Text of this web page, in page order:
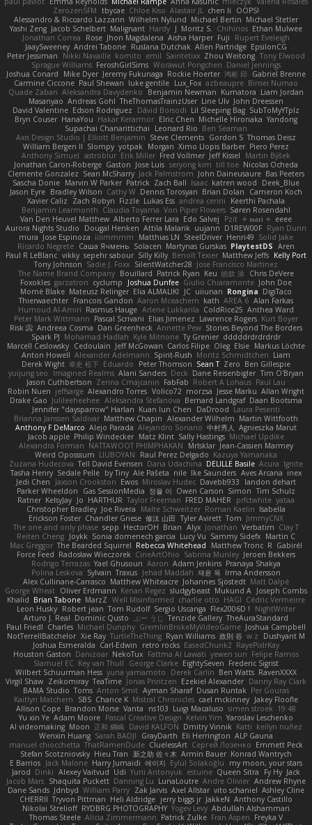
ZerozenSFM tbycae Chloe Kiso Alastair JL chen li
OOPS!
Alessandro & Riccardo Lazzarin Wilhelm Nylund Michael Bertin Michael Stetler
Yashi Zeng Jacob Schelbert Malignant Hardy J Moritz S. Chihirios Ethan Mulwee
Jonathan Correa
Rose Jhon Magdalena Aisha Harper Fuji
Rupert Eveleigh
JaaySweeney Andrei Tabone Ruslana Dutchak Allen Partridge EpsilonCG
Peter Jessiman
Nikki Navaille komito emil Saintetixx Zhou Weitong Tony Elwood
Sprague Williams FeroshGirlSims Worawut Pongchen Daniel Jennings
Joshua Conard
Mike Dyer Jeremy Fukunaga Rockie Hoerter 鸿彬 邱 Gabriel Brenne
Carmine Ciccone Paul Shewan luke gentile Lux_Fox azbeaupre Binsei Numao
Quade Zaban Aleksandra Davydenko Benjamin Newman Kumatora Liam Jordan
Masanyao Andreas Gohl TheThomasTrainzUser Line Ulv John Dreessen
David Valentine Edson Rodriguez Dávid Borsodi Lil Sleeping Bag SubToMyYTplz
Bryn Couser HanaYou Hakar Kerarmor Elric Chen Michelle Hironaka Yandong
Supachai Chanarittichai
Leonard Rio Ben Seaman
Axis Design Studio | Elliott Benjamin Steve Clements Gordon S Thomas Deisz
William Bergen II Slompy yotpak Morgan Ximo Llopis Barber Piero Perez
Anthony Simuel astroblur Erik Miller Fred Vollmer Jeff Kissel
Martin Býšek
Jonathan Caron-Roberge Gaston Jose Luis seryong kim till toe Nicolas Ocheda
Clemente Gonzalez Sean McSharry Jack Palmstrom John Daineusaure Bas Peeters
Sascha Donie Marvin W Parker Patrick Zach Ball Isaac katren wood
Deek_Blue
Jason Eyre Bradley Wilson Cathy W Dennis Torosyan Brian Dolan
Cameron Koch
Xavier Caliz
Zach Robyn Fizzle Lukas Ess andrea cerini
Keerthi Pachala
Benjamin Learmonth Claudia Toyama Von Piper Flowers Søren Rosendahl
Van Den Heuvel Matthew Alberto Ferrer Lara Edo Salvej Pzit ✧ 𝔪𝔞𝔯𝔦 ✧ eeee
Aurora Nights Studio
Dougal Henken Attila Malarik uujann D1REW00F Ryan Dunn
mura Jose Espinoza iiiimmmm Matthias LN SteelDriver Henri49 Solid Jake
Ricardo Negrete Саша Ячмень Solacen Martynas Gurskas PlaytestDS Aren
Paul R LeBlanc vikky sepehr sabour Silly Killy Benoît Texier Matthew Jeffs Kelly Port
Tony Johnson Sadie J. Foxx SilentWatcher28 Jose Francisco Martinez
The Name Brand Company Bouillard Patrick Ryan Keu 皓欽 涂 Chris DeVere
Foxokles garzatron cyclump Joshua Dunfee Giulio Chiaramonte John Doe
Mornè Blake Mateusz Relinger Elia ALMALIKI JC uiiunan Rongina DigiTaco
Thierwaechter Francois Gandon Aaron Mceachern kath AREA 6 Alan Farkas
Humoud Al-Amiri Rasmus Hauge Arlene Lukkarila ColdRice25 Anthea Ward
Peter Mark Wittmann Pascal Scrivani Elias Jimenez Lawrence Rogers Kurt Boyer
Risk 📀 Andreea Cosma Dan Greenheck Annette Pew Stories Beyond The Borders
Spark PJ Mohamad Hadlah Kyle Mitrione Ty Grenier dddddrdrdrdrdr
Marcell Ceslowsky Cedoulain Jeff McGowan Carlos Filipe Oleg Elsie Markus Löchte
Anton Howell Alexander Adelmann Spirit-Rush Moritz Schmidtchen Liam
Derek Wight 幸史 松下 Eduardo Peter Thomson Sean T Zero Ben Gillespie
yuijung seo
Imagined Realms Alani Sanders Deck Dane Reisenbigler Tim O'Bryan
Jason Cuthbertson Zerina Cmajcanin FabFab Robert A Lohaus Paul Lau
Robin Nuen jeffsarge Alexandro Torres Volico72 morzsa Jesse Marku Allan Wright
Drake Gao Julileeheehee Aleksandra Stefanova Bernard Landgraf Daan Bootsma
Jennifer "daysparrow" Harlan Kuan lun Chen DaDrood Laura Pesenti
Brianna Janssen Saldivar Matthew Chapin Alexander Wilhelm Martin Wittfooth
Anthony F DeMarco Alejo Parada Alejandro Soriano 中村秀人
Agnieszka Marut
Jacob apple Philip Windecker Matz Klint Sally Hastings Michael Updike
Alexandra Forman NATTAWOOT PHIMPHAKAN MrIsklar Jean-Cassien Marmey
Weird Oposssum LIUBOYAN Raul Perez Delgado Kazuya Yamanaka
Zuzana Hudecova Tell David Evensen Daria Udachina DELILLE Basile Acura .Ignite
Tasha Henry Sedale Pelle by Tiny Ale Pašeta nile Ike Saunders Aves Arcana inex
Jedi Chen
Jaxson Crookston Ewos Miroslav Hudec Davebb933
landon dehart
Parker Wheeldon
Gas SessionMedia 정율 이 Owen Carson Simon Tim Schulz
Ratner KelsyJay Jo HARTHUR Taylor Freeman FRED MAHER prfctwhite yataa
Christopher Bradley Joe Rivera Malte Schweitzer Roman Kaelin Isabella
Erickson Foster Chandler Griese 修汰 山田 Tyler Avirett Tom JimmyCNX
The one and only phase sepp HectorOH Brian Alyx Jonathan Verbatim Clay T
Reiten Cheng Joykk Sonia domenech garcia Lucy Vu Sammy Sidefx Martin C
Mac Greggor The Bearded Squirrel Rebecca Whitehead Matthew Tronc R Gabirél
Force Feed Radosław Wieczorek CineArtOhio Sabrina Munley Jeroen Bekkers
Rodrigo Terrazas Yael Ghusoun Aaron Adam Jenkins Pranaya Shakya
Polina Leskova Sylvain Traxus Jehad Maddah 재윤 옥 Irma Andersson
Alex Cullinane-Carrasco Matthew Whiteacre Johannes Sjöstedt Matt Dalpé
George Wheat Oliver Erdmann Kenan Regez sludgybeast Mukund A Joseph Combs
Khalid Brian Tabone MarzZ Well Misinformed charlie otto HAGI Cédric Vermeirre
Leon Husky Robert jean Tom Rudolf Sergio Uscanga Flex2006D !
NightWriter
Arturo J. Real Dominic Qusto ぶー うじ Tenzide Gallery TheAuraStandard
Paul Friedl Charles Michael Dunphy GremlinBrokeMyVideoGame Joshua Campbell
NotTerrellBatchelor Xie Ray TurtleTheThing Ryan Williams 政則 谷 w z
Dushyant M
Joshua Esmeralda Carl-Edwin retro rocks EasedChunk2 RayePixlrKay
Houston Gaston Danizoar NekoTux Fattma Al Lawati yewen sun Felipe Ramos
Slamuel EC Key van Thull George Clarke EightySeven Frederic Sigrist
Wilbert Schuurman Hess yuna yamamoto Derek Carlin Ben Watts RavenXXXX
Virgil Shaw Zeikomiray TeaTime Jonas Printzen Ezekiel Alexander Danny Ray Clark
BAMA Studio Toms Anton Smit Ayman Sharaf Dusan Runtak Per Gouras
Kaitlyn Matchem
SBS Chance K Mistral Chronicles cael mckinney Jakey Floofle
Allison Cope Brandon Morse Vanta ns103 Luigi Macaluso simen stroek 19:48
Yu xin Ye Adam Moore Pascal Creative Design Kelvin Yim Yaroslav Leschenko
AI videomaking Moon 正和 綱嶋 David KALFON Dmitry Vinnik Katti keilyn nuñez
Wenxin Huang Sarah BADJI GrayDarth Eli Herrington ALP Gauna
manuel chiocchetta ThatRamenDude CluelessArt Cергей Лозенко Emmett Peck
Stefan Scotzniovsky Hieu Tran 新之助 佐々木 Armin Bauer Konrad Wantrych
E Barrios Jack Malone Harry Jumaidi 에이지 Eylül Solakoğlu
my moon, your stars
Jarod Dinki Alexey Vaitvud Udi Yurii Antonyuk estuine Queen Sitra Fy Hy Jack
Jacob Mars Shaquita Puckett Danning Lu LunaLoutre Andre Olivier Andrew Rhyne
Dane Sands Jdnbyd William Parry Zak Jarvis Axel Allstar vito schaniel Ashley Cline
CHERRII Tryvon Pittman Heli Aldridge jerry biggs jr JakkeN Anthony Castillo
Nikolai Strelioff RYDBRG PHOTOGRAPHY Yogev Levy Abdullah Alshammari
Thomas Steele Alicia Zimmermann Patrick Zulke Fran Aspen Freyka V